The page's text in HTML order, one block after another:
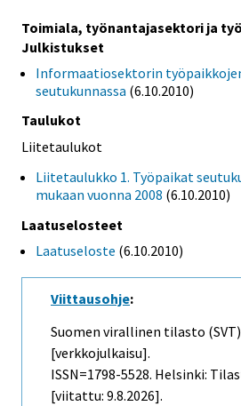
Toimiala, työnantajasektori ja
Julkistukset
Informaatiosektorin
seutukunnassa (6.10.2010)
Taulukot
Liitetaulukot
Liitetaulukko 1. Työpaikat
mukaan vuonna 2008 (6.10.2010)
Laatuselosteet
Laatuseloste (6.10.2010)
Viittausohje:
Suomen virallinen tilasto
[verkkojulkaisu].
ISSN=1798-5528. Helsinki:
[viitattu: 9.8.2026].